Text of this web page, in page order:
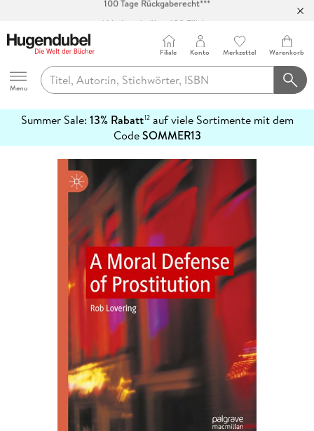
Abholung in über 100 Filialen
Hugendubel
Menu
Filiale Konto Merkzettel Warenkorb
Summer Sale: 13% Rabatt12auf viele Sortimente mit dem
CodeSOMMER13
erfahren